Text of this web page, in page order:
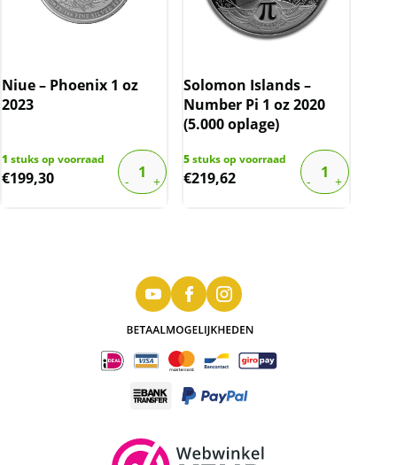
Niue – Phoenix 1 oz
2023
1 stuks op voorraad
€199,30
Solomon Islands –
Number Pi 1 oz 2020
(5.000 oplage)
5stuks op voorraad
€219,62